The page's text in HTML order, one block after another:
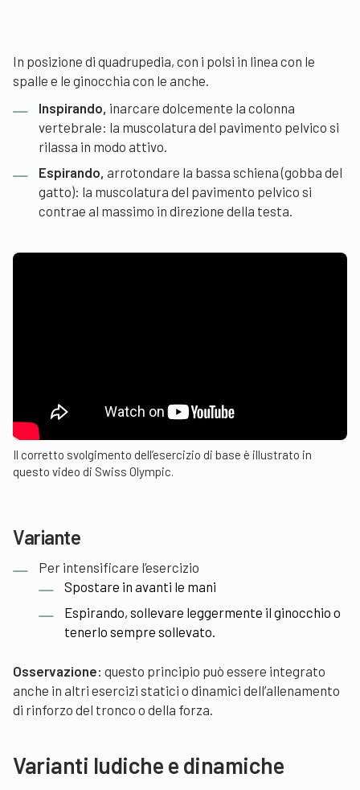
In posizione di quadrupedia, con i polsi in linea con le
spalle e le ginocchia con le anche.
Inspirando, inarcare dolcemente la colonna
vertebrale: la muscolatura del pavimento pelvico si
rilassa in modo attivo.
Espirando, arrotondare la bassa schiena (gobba del
gatto): la muscolatura del pavimento pelvico si
contrae al massimo in direzione della testa.
Il corretto svolgimento dell’esercizio di base è illustrato in
questo video di Swiss Olympic.
Variante
Per intensificare l’esercizio
Spostare in avanti le mani
Espirando, sollevare leggermente il ginocchio o
tenerlo sempre sollevato.
Osservazione: questo principio può essere integrato
anche in altri esercizi statici o dinamici dell’allenamento
di rinforzo del tronco o della forza.
Varianti ludiche e dinamiche